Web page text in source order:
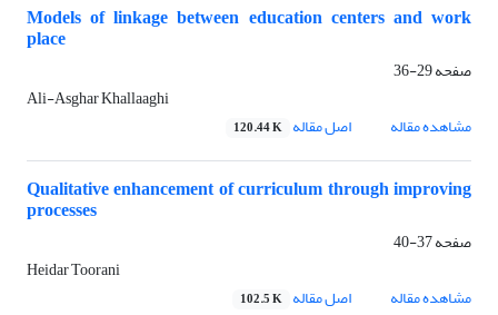
Models of linkage between education centers and work
place
صفحه29-36
Ali-Asghar Khallaaghi
مشاهده مقاله
اصل مقاله 120.44 K
Qualitative enhancement of curriculum through improving
processes
صفحه37-40
Heidar Toorani
مشاهده مقاله
اصل مقاله 102.5 K